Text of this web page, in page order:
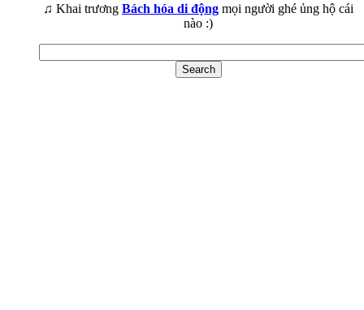
♫ Khai trương Bách hóa di động mọi người ghé ủng hộ cái
nào :)